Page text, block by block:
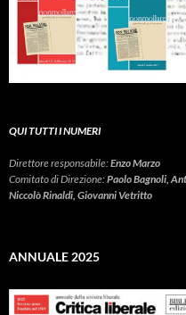
QUI TUTTI I NUMERI
Direttore responsabile:Enzo Marzo
Comitato di Direzione:Paolo Bagnoli,
Niccolò Rinaldi, Giovanni Vetritto
ANNUALE 2025